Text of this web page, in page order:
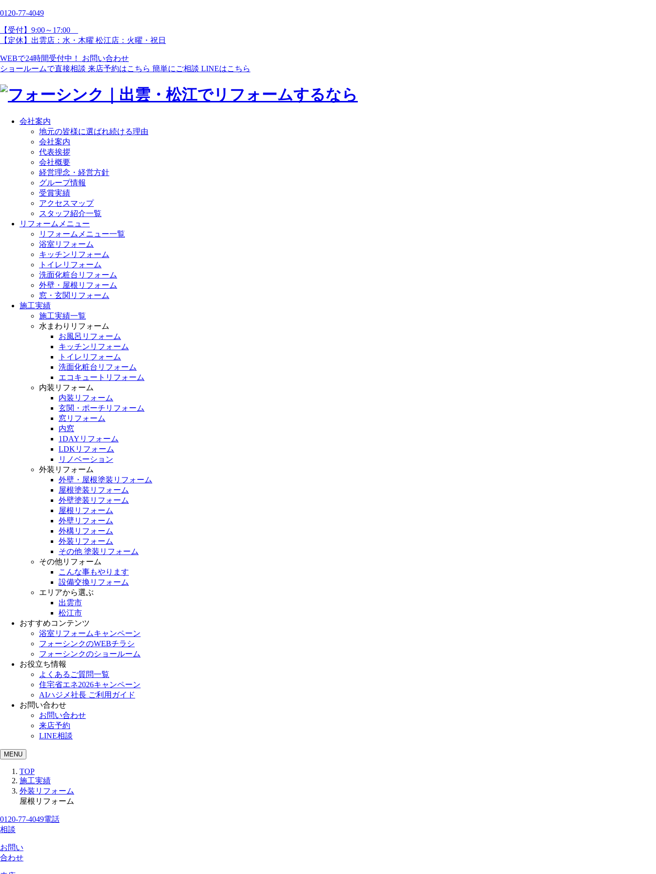
0120-77-4049
【受付】9:00～17:00
【定休】出雲店：水・木曜 松江店：火曜・祝日
WEBで24時間受付中！
お問い合わせ
ショールームで直接相談 来店予約はこちら 簡単にご相談 LINEはこちら
会社案内
地元の皆様に選ばれ続ける理由
会社案内
代表挨拶
会社概要
経営理念・経営方針
グループ情報
受賞実績
アクセスマップ
スタッフ紹介一覧
リフォームメニュー
リフォームメニュー一覧
浴室リフォーム
キッチンリフォーム
トイレリフォーム
洗面化粧台リフォーム
外壁・屋根リフォーム
窓・玄関リフォーム
施工実績
施工実績一覧
水まわりリフォーム
お風呂リフォーム
キッチンリフォーム
トイレリフォーム
洗面化粧台リフォーム
エコキュートリフォーム
内装リフォーム
内装リフォーム
玄関・ポーチリフォーム
窓リフォーム
内窓
1DAYリフォーム
LDKリフォーム
リノベーション
外装リフォーム
外壁・屋根塗装リフォーム
屋根塗装リフォーム
外壁塗装リフォーム
屋根リフォーム
外壁リフォーム
外構リフォーム
外装リフォーム
その他 塗装リフォーム
その他リフォーム
こんな事もやります
設備交換リフォーム
エリアから選ぶ
出雲市
松江市
おすすめコンテンツ
浴室リフォームキャンペーン
フォーシンクのWEBチラシ
フォーシンクのショールーム
お役立ち情報
よくあるご質問一覧
住宅省エネ2026キャンペーン
AIハジメ社長 ご利用ガイド
お問い合わせ
お問い合わせ
来店予約
LINE相談
MENU
TOP
施工実績
外装リフォーム
屋根リフォーム
0120-77-4049電話
相談
お問い
合わせ